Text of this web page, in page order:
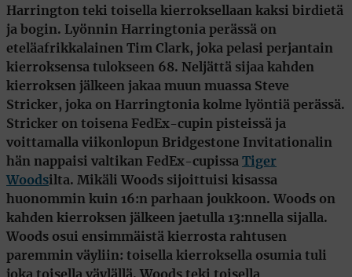
Harrington teki toisella kierroksellaan kaksi birdietä
ja bogin. Lyönnin Harringtonia perässä on
eteläafrikkalainen Tim Clark, joka pelasi perjantain
kierroksensa tulokseen 68. Neljättä sijaa kahden
kierroksen jälkeen jakaa muun muassa Steve
Stricker, joka on Harringtonia kolme lyöntiä perässä.
Stricker on toisena FedEx-cupin pisteissä ja
voittamalla viikonlopun Bridgestone Invitationalin
hän nappaisi valtikan FedEx-cupissa Tiger
Woodsilta. Mikäli Woods sijoittuisi kisassa
huonommin kuin 16:n parhaan joukkoon. Woods on
kahden kierroksen jälkeen jaetulla 13:nnella sijalla.
Woods osui ensimmäistä kierrosta rahtusen
paremmin väyliin: toisella kierroksella osumia tuli